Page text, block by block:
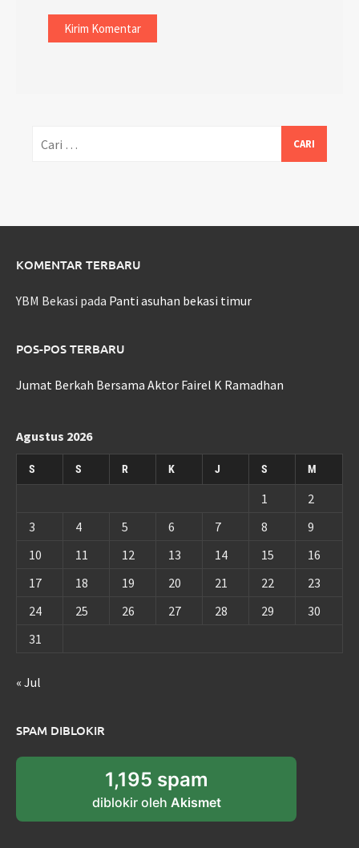
untuk:
KOMENTAR TERBARU
YBM Bekasi pada Panti asuhan bekasi timur
POS-POS TERBARU
Jumat Berkah Bersama Aktor Fairel K Ramadhan
Agustus 2026
S S R K J S M
1
2
3
4 5 6 7 8
9
10
11 12 13 14 15
16
17
18 19 20 21 22
23
24
25 26 27 28 29
30
31
« Jul
SPAM DIBLOKIR
1,195 spam
diblokir oleh Akismet